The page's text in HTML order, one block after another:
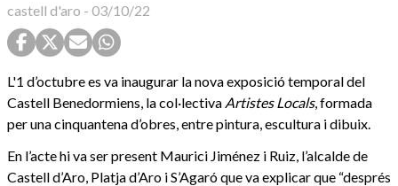
castell d'aro - 03/10/22
L'1 d’octubre es va inaugurar la nova exposició temporal del
Castell Benedormiens, la col·lectiva Artistes Locals, formada
per una cinquantena d’obres, entre pintura, escultura i dibuix.
En l’acte hi va ser present Maurici Jiménez i Ruiz, l’alcalde de
Castell d’Aro, Platja d’Aro i S’Agaró que va explicar que “després